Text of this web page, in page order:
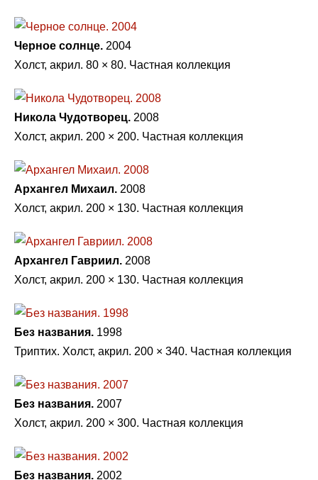
Черное солнце. 2004
Холст, акрил. 80 × 80. Частная коллекция
Никола Чудотворец. 2008
Холст, акрил. 200 × 200. Частная коллекция
Архангел Михаил. 2008
Холст, акрил. 200 × 130. Частная коллекция
Архангел Гавриил. 2008
Холст, акрил. 200 × 130. Частная коллекция
Без названия. 1998
Триптих. Холст, акрил. 200 × 340. Частная коллекция
Без названия. 2007
Холст, акрил. 200 × 300. Частная коллекция
Без названия. 2002